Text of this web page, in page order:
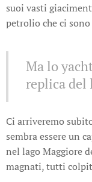
suoi vasti
petrolio che ci
Ma lo
replica del
Ci arriveremo
sembra essere un
nel lago Maggiore
magnati, tutti